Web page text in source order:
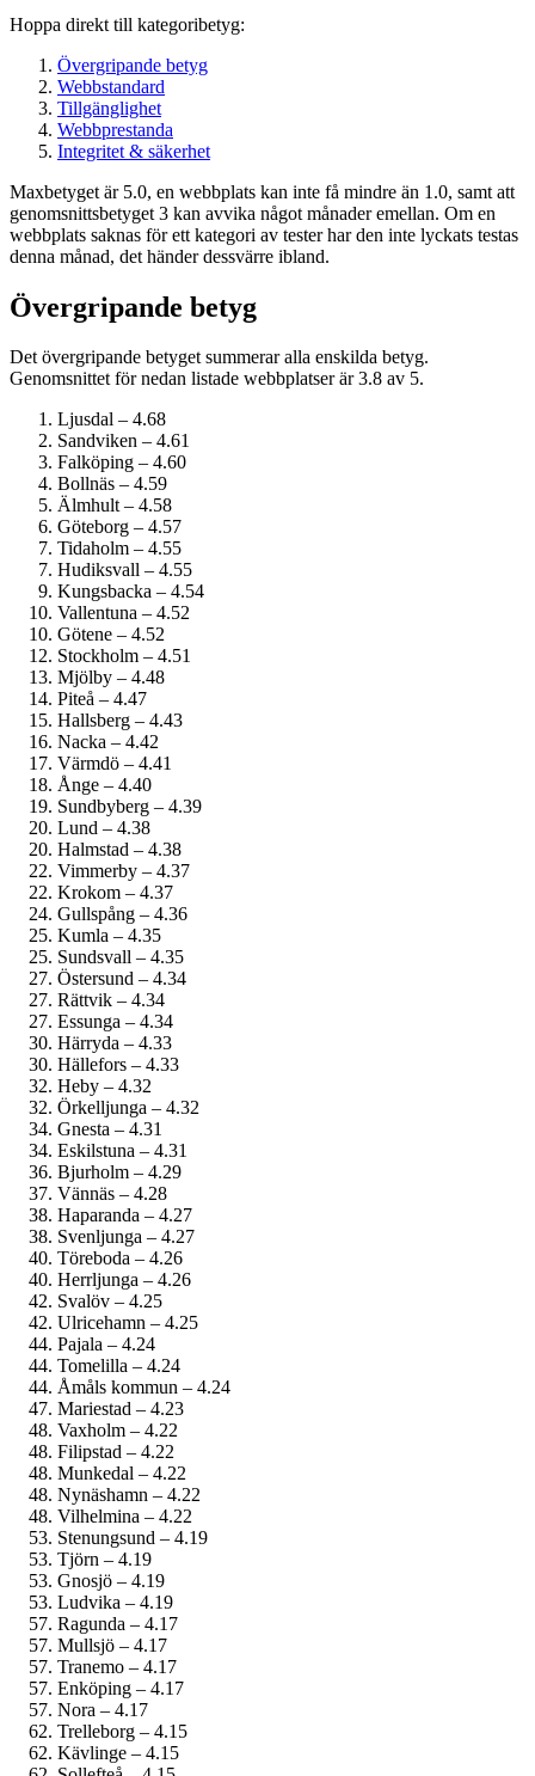
Hoppa direkt till kategoribetyg:
Övergripande betyg
Webbstandard
Tillgänglighet
Webbprestanda
Integritet & säkerhet
Maxbetyget är 5.0, en webbplats kan inte få mindre än 1.0, samt att
genomsnittsbetyget 3 kan avvika något månader emellan. Om en
webbplats saknas för ett kategori av tester har den inte lyckats testas
denna månad, det händer dessvärre ibland.
Övergripande betyg
Det övergripande betyget summerar alla enskilda betyg.
Genomsnittet för nedan listade webbplatser är 3.8 av 5.
Ljusdal – 4.68
Sandviken – 4.61
Falköping – 4.60
Bollnäs – 4.59
Älmhult – 4.58
Göteborg – 4.57
Tidaholm – 4.55
Hudiksvall – 4.55
Kungsbacka – 4.54
Vallentuna – 4.52
Götene – 4.52
Stockholm – 4.51
Mjölby – 4.48
Piteå – 4.47
Hallsberg – 4.43
Nacka – 4.42
Värmdö – 4.41
Ånge – 4.40
Sundbyberg – 4.39
Lund – 4.38
Halmstad – 4.38
Vimmerby – 4.37
Krokom – 4.37
Gullspång – 4.36
Kumla – 4.35
Sundsvall – 4.35
Östersund – 4.34
Rättvik – 4.34
Essunga – 4.34
Härryda – 4.33
Hällefors – 4.33
Heby – 4.32
Örkelljunga – 4.32
Gnesta – 4.31
Eskilstuna – 4.31
Bjurholm – 4.29
Vännäs – 4.28
Haparanda – 4.27
Svenljunga – 4.27
Töreboda – 4.26
Herrljunga – 4.26
Svalöv – 4.25
Ulricehamn – 4.25
Pajala – 4.24
Tomelilla – 4.24
Åmåls kommun – 4.24
Mariestad – 4.23
Vaxholm – 4.22
Filipstad – 4.22
Munkedal – 4.22
Nynäshamn – 4.22
Vilhelmina – 4.22
Stenungsund – 4.19
Tjörn – 4.19
Gnosjö – 4.19
Ludvika – 4.19
Ragunda – 4.17
Mullsjö – 4.17
Tranemo – 4.17
Enköping – 4.17
Nora – 4.17
Trelleborg – 4.15
Kävlinge – 4.15